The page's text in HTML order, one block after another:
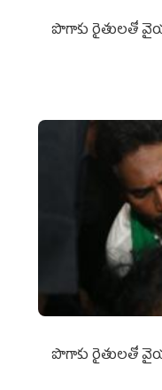
పొగాకు రైతుల‌తో
పొగాకు రైతుల‌తో